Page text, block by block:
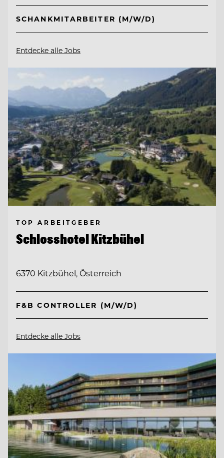
SCHANKMITARBEITER (M/W/D)
Entdecke alle Jobs
TOP ARBEITGEBER
Schlosshotel Kitzbühel
6370 Kitzbühel, Österreich
F&B CONTROLLER (M/W/D)
Entdecke alle Jobs